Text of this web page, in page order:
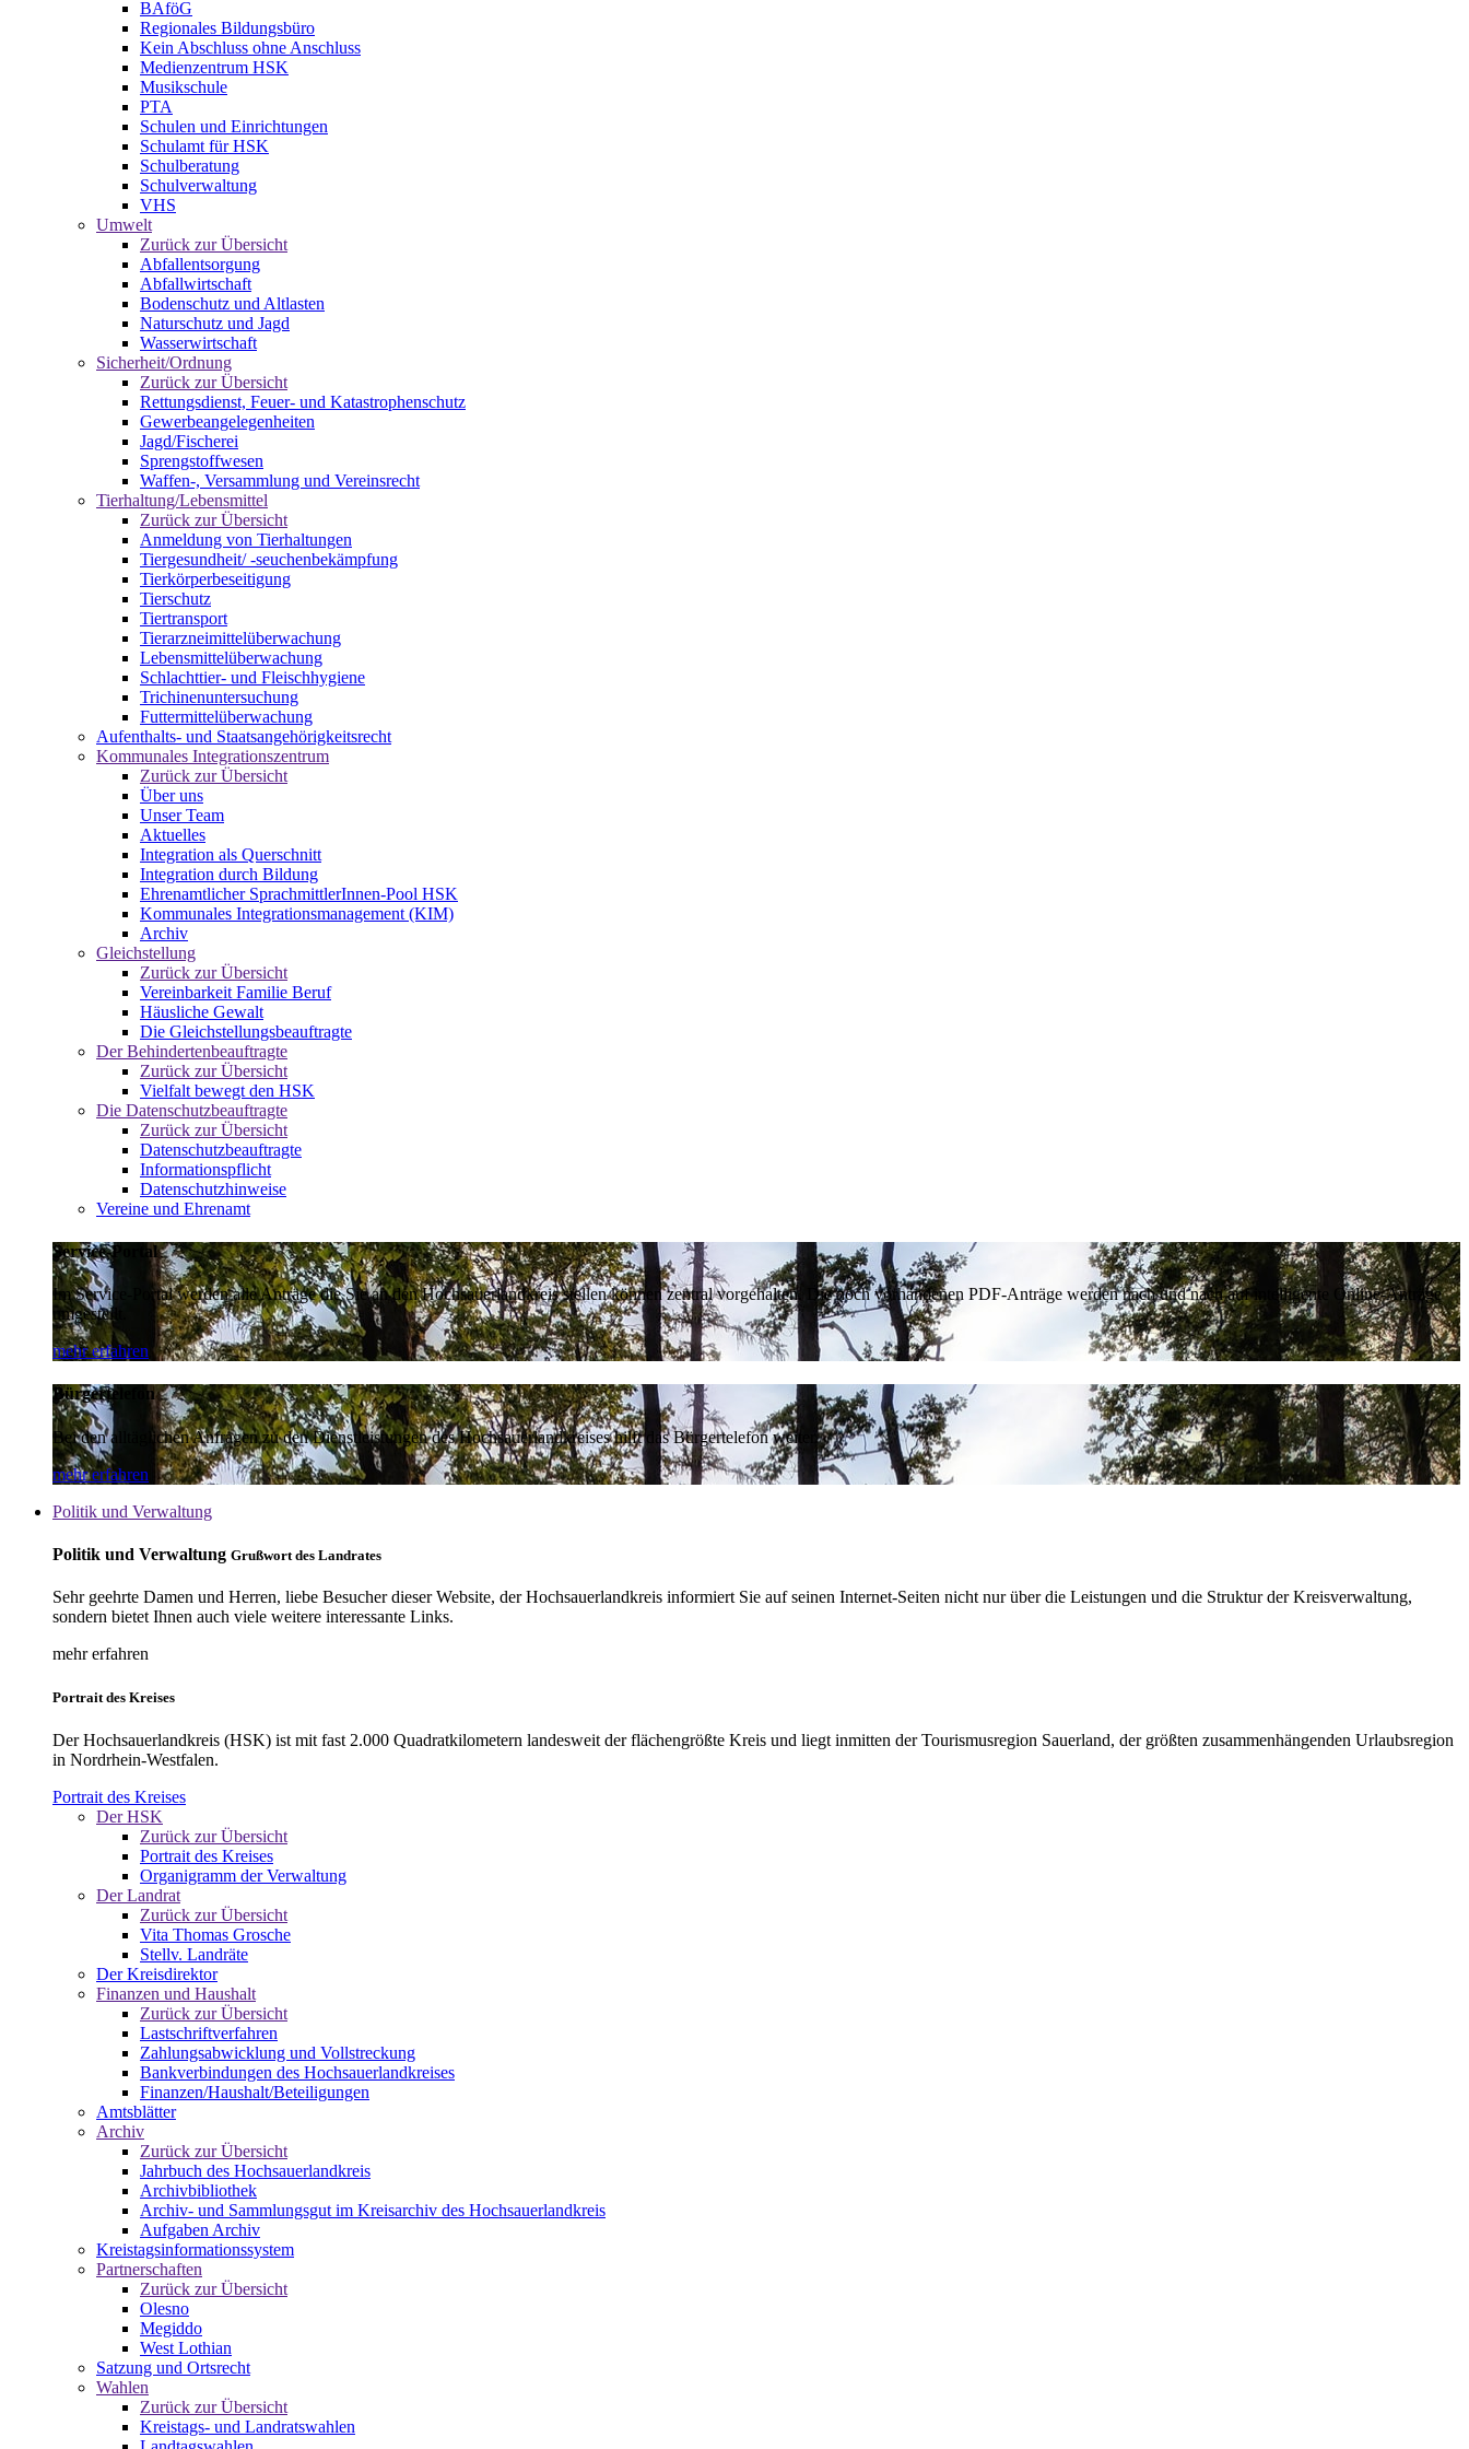
BAföG
Regionales Bildungsbüro
Kein Abschluss ohne Anschluss
Medienzentrum HSK
Musikschule
PTA
Schulen und Einrichtungen
Schulamt für HSK
Schulberatung
Schulverwaltung
VHS
Umwelt
Zurück zur Übersicht
Abfallentsorgung
Abfallwirtschaft
Bodenschutz und Altlasten
Naturschutz und Jagd
Wasserwirtschaft
Sicherheit/Ordnung
Zurück zur Übersicht
Rettungsdienst, Feuer- und Katastrophenschutz
Gewerbeangelegenheiten
Jagd/Fischerei
Sprengstoffwesen
Waffen-, Versammlung und Vereinsrecht
Tierhaltung/Lebensmittel
Zurück zur Übersicht
Anmeldung von Tierhaltungen
Tiergesundheit/ -seuchenbekämpfung
Tierkörperbeseitigung
Tierschutz
Tiertransport
Tierarzneimittelüberwachung
Lebensmittelüberwachung
Schlachttier- und Fleischhygiene
Trichinenuntersuchung
Futtermittelüberwachung
Aufenthalts- und Staatsangehörigkeitsrecht
Kommunales Integrationszentrum
Zurück zur Übersicht
Über uns
Unser Team
Aktuelles
Integration als Querschnitt
Integration durch Bildung
Ehrenamtlicher SprachmittlerInnen-Pool HSK
Kommunales Integrationsmanagement (KIM)
Archiv
Gleichstellung
Zurück zur Übersicht
Vereinbarkeit Familie Beruf
Häusliche Gewalt
Die Gleichstellungsbeauftragte
Der Behindertenbeauftragte
Zurück zur Übersicht
Vielfalt bewegt den HSK
Die Datenschutzbeauftragte
Zurück zur Übersicht
Datenschutzbeauftragte
Informationspflicht
Datenschutzhinweise
Vereine und Ehrenamt
Service-Portal
Im Service-Portal werden alle Anträge die Sie an den Hochsauerlandkreis stellen können zentral vorgehalten. Die noch vorhandenen PDF-Anträge werden nach und nach auf intelligente Online-Anträge
umgestellt.
mehr erfahren
Bürgertelefon
Bei den alltäglichen Anfragen zu den Dienstleistungen des Hochsauerlandkreises hilft das Bürgertelefon weiter.
mehr erfahren
Politik und Verwaltung
Politik und Verwaltung Grußwort des Landrates
Sehr geehrte Damen und Herren, liebe Besucher dieser Website, der Hochsauerlandkreis informiert Sie auf seinen Internet-Seiten nicht nur über die Leistungen und die Struktur der Kreisverwaltung,
sondern bietet Ihnen auch viele weitere interessante Links.
mehr erfahren
Portrait des Kreises
Der Hochsauerlandkreis (HSK) ist mit fast 2.000 Quadratkilometern landesweit der flächengrößte Kreis und liegt inmitten der Tourismusregion Sauerland, der größten zusammenhängenden Urlaubsregion
in Nordrhein-Westfalen.
Portrait des Kreises
Der HSK
Zurück zur Übersicht
Portrait des Kreises
Organigramm der Verwaltung
Der Landrat
Zurück zur Übersicht
Vita Thomas Grosche
Stellv. Landräte
Der Kreisdirektor
Finanzen und Haushalt
Zurück zur Übersicht
Lastschriftverfahren
Zahlungsabwicklung und Vollstreckung
Bankverbindungen des Hochsauerlandkreises
Finanzen/Haushalt/Beteiligungen
Amtsblätter
Archiv
Zurück zur Übersicht
Jahrbuch des Hochsauerlandkreis
Archivbibliothek
Archiv- und Sammlungsgut im Kreisarchiv des Hochsauerlandkreis
Aufgaben Archiv
Kreistagsinformationssystem
Partnerschaften
Zurück zur Übersicht
Olesno
Megiddo
West Lothian
Satzung und Ortsrecht
Wahlen
Zurück zur Übersicht
Kreistags- und Landratswahlen